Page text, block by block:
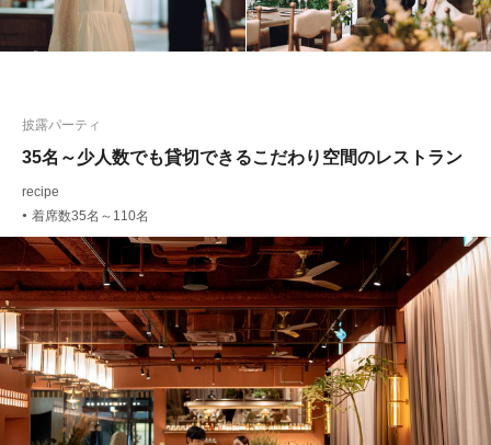
35名～少人数でも貸切できるこだわり空間のレストラン
披露パーティ
recipe
● 着席数35名～110名